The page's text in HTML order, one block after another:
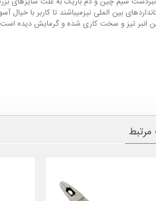
بین الملی نیزمیباشند تا کاربر با
انبر تیز و سخت کاری شده و گرمایش دیده است